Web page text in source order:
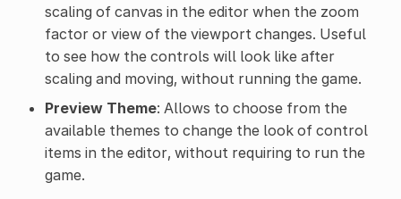
scaling of canvas in the editor when the zoom
factor or view of the viewport changes. Useful
to see how the controls will look like after
scaling and moving, without running the game.
Preview Theme: Allows to choose from the
available themes to change the look of control
items in the editor, without requiring to run the
game.